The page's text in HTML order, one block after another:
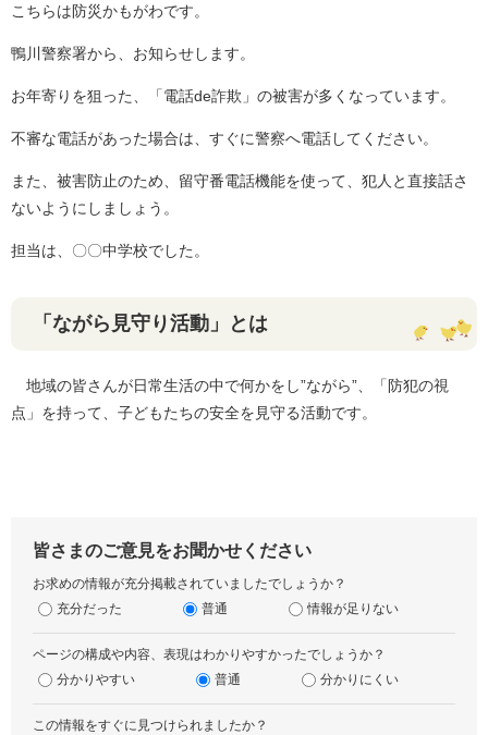
こちらは防災かもがわです。
鴨川警察署から、お知らせします。
お年寄りを狙った、「電話de詐欺」の被害が多くなっています。
不審な電話があった場合は、すぐに警察へ電話してください。
また、被害防止のため、留守番電話機能を使って、犯人と直接話さ
ないようにしましょう。
担当は、〇〇中学校でした。
「ながら見守り活動」とは
地域の皆さんが日常生活の中で何かをし”ながら”、「防犯の視
点」を持って、子どもたちの安全を見守る活動です。
皆さまのご意見をお聞かせください
お求めの情報が充分掲載されていましたでしょうか？
充分だった
普通 情報が足りない
ページの構成や内容、表現はわかりやすかったでしょうか？
分かりやすい
普通 分かりにくい
この情報をすぐに見つけられましたか？